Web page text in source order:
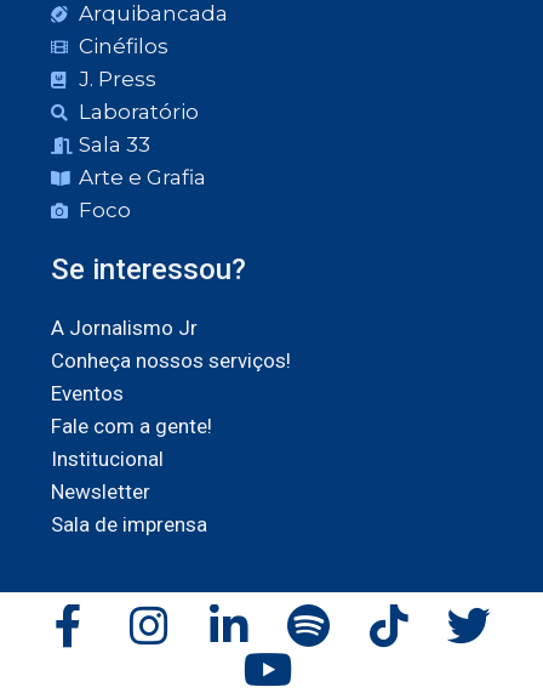
Arquibancada
Cinéfilos
J. Press
Laboratório
Sala 33
Arte e Grafia
Foco
Se interessou?
A Jornalismo Jr
Conheça nossos serviços!
Eventos
Fale com a gente!
Institucional
Newsletter
Sala de imprensa